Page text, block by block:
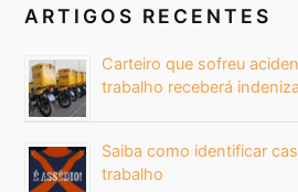
ARTIGOS RECENTES
Carteiro que sofreu
trabalho receberá
Saiba como identificar
trabalho